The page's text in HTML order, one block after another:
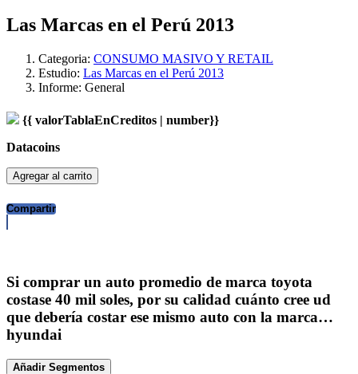
Las Marcas en el Perú 2013
Categoria: CONSUMO MASIVO Y RETAIL
Estudio: Las Marcas en el Perú 2013
Informe: General
{{ valorTablaEnCreditos | number}}
Datacoins
Agregar al carrito
Compartir
Si comprar un auto promedio de marca toyota
costase 40 mil soles, por su calidad cuánto cree ud
que debería costar ese mismo auto con la marca…
hyundai
Añadir Segmentos